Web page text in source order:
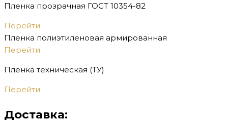
Пленка прозрачная ГОСТ 10354-82
Перейти
Пленка полиэтиленовая армированная
Перейти
Пленка техническая (ТУ)
Перейти
Доставка: